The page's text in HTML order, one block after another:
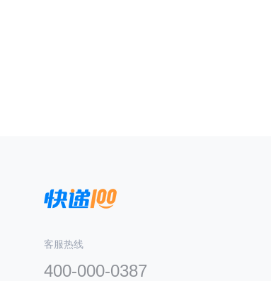
客服热线
400-000-0387